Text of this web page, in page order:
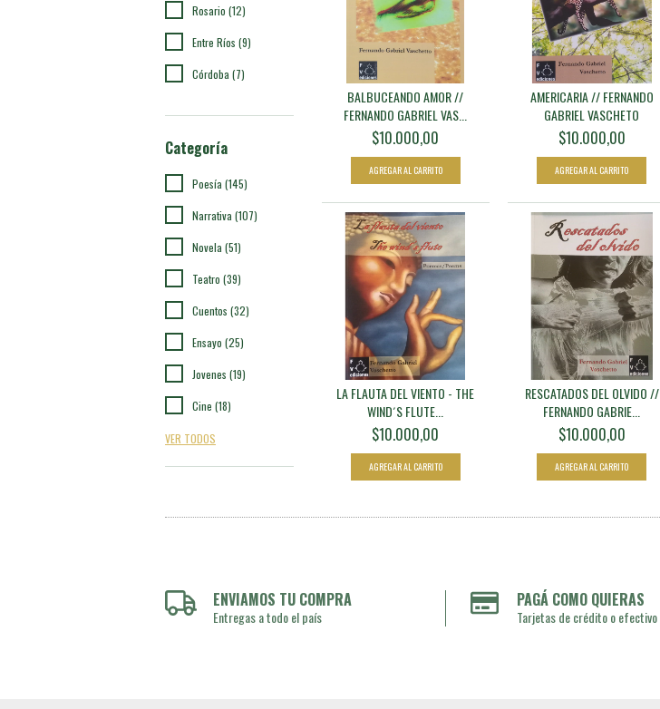
Rosario (12)
Entre Ríos (9)
Córdoba (7)
Categoría
Poesía (145)
Narrativa (107)
Novela (51)
Teatro (39)
Cuentos (32)
Ensayo (25)
Jovenes (19)
Cine (18)
VER TODOS
BALBUCEANDO AMOR //
FERNANDO GABRIEL VAS...
$10.000,00
AMERICARIA // FERNANDO
GABRIEL VASCHETO
$10.000,00
LA FLAUTA DEL VIENTO - THE
WIND´S FLUTE...
$10.000,00
RESCATADOS DEL OLVIDO //
FERNANDO GABRIE...
$10.000,00
ENVIAMOS TU COMPRA
Entregas a todo el país
PAGÁ COMO QUIERAS
Tarjetas de crédito o efectivo